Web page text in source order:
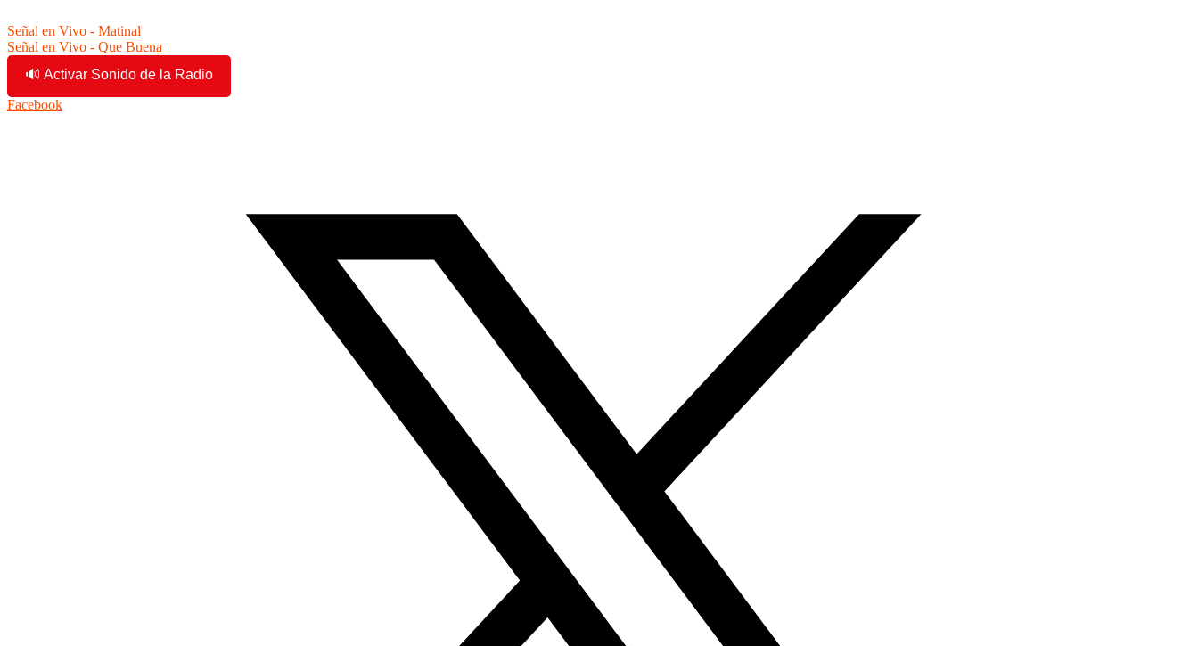
al
contenido
Señal en Vivo - Matinal
Señal en Vivo - Que Buena
🔊 Activar Sonido de la Radio
Facebook